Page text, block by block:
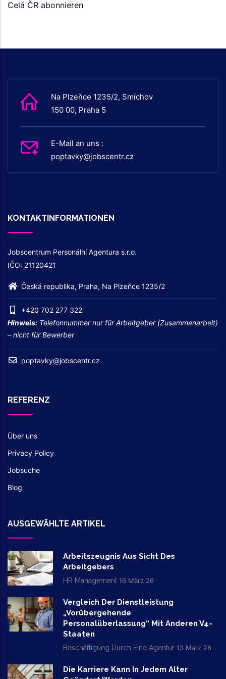
Celá ČR abonnieren
Na Plzeňce 1235/2, Smíchov
150 00, Praha 5
E-Mail an uns :
poptavky@jobscentr.cz
KONTAKTINFORMATIONEN
Jobscentrum Personální Agentura s.r.o.
IČO: 21120421
Česká republika, Praha, Na Plzeňce 1235/2
+420 702 277 322
Hinweis: Telefonnummer nur für Arbeitgeber (Zusammenarbeit)
– nicht für Bewerber
poptavky@jobscentr.cz
REFERENZ
Über uns
Privacy Policy
Jobsuche
Blog
AUSGEWÄHLTE ARTIKEL
Arbeitszeugnis Aus Sicht Des
Arbeitgebers
HR Management 16 März 26
Vergleich Der Dienstleistung
„vorübergehende
Personalüberlassung“ Mit Anderen V4-
Staaten
Beschäftigung Durch Eine Agentur 13 März 26
Die Karriere Kann In Jedem Alter